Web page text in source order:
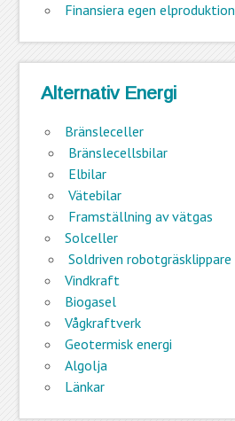
Finansiera egen elproduktion
Alternativ Energi
Bränsleceller
Bränslecellsbilar
Elbilar
Vätebilar
Framställning av vätgas
Solceller
Soldriven robotgräsklippare
Vindkraft
Biogasel
Vågkraftverk
Geotermisk energi
Algolja
Länkar